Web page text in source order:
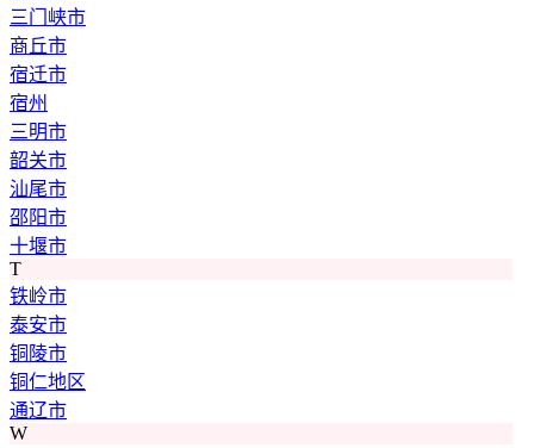
三门峡市
商丘市
宿迁市
宿州
三明市
韶关市
汕尾市
邵阳市
十堰市
T
铁岭市
泰安市
铜陵市
铜仁地区
通辽市
W